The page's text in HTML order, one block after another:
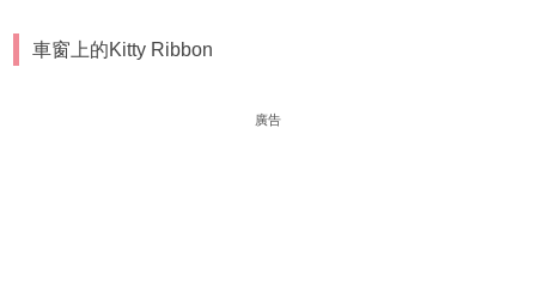
車窗上的Kitty Ribbon
廣告